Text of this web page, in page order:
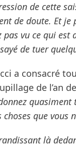
de cette
de doute. Et je
pas vu ce qui
de tuer
a consacré
de l’an
choses que vous
là